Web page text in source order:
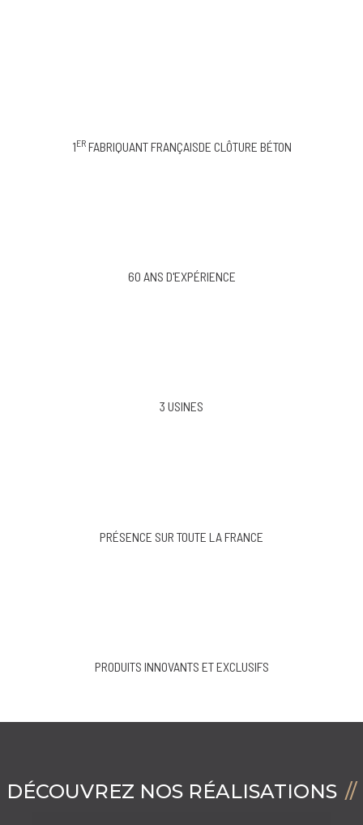
1ERFABRIQUANT FRANÇAISDE CLÔTURE BÉTON
60 ANS D'EXPÉRIENCE
3 USINES
PRÉSENCE SUR TOUTE LA FRANCE
PRODUITS INNOVANTS ET EXCLUSIFS
DÉCOUVREZ NOS RÉALISATIONS